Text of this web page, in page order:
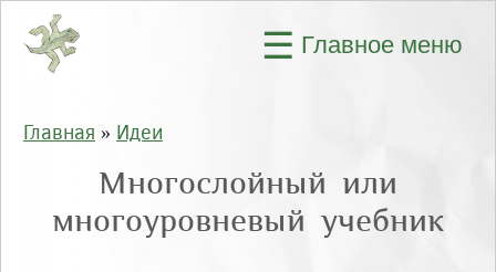
Перейти к основному содержанию
☰ Главное меню
Вы здесь
Главная » Идеи
Многослойный или
многоуровневый учебник